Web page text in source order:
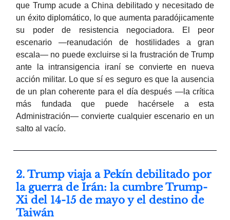
que Trump acude a China debilitado y necesitado de
un éxito diplomático, lo que aumenta paradójicamente
su poder de resistencia negociadora. El peor
escenario —reanudación de hostilidades a gran
escala— no puede excluirse si la frustración de Trump
ante la intransigencia iraní se convierte en nueva
acción militar. Lo que sí es seguro es que la ausencia
de un plan coherente para el día después —la crítica
más fundada que puede hacérsele a esta
Administración— convierte cualquier escenario en un
salto al vacío.
2. Trump viaja a Pekín debilitado por
la guerra de Irán: la cumbre Trump-
Xi del 14-15 de mayo y el destino de
Taiwán